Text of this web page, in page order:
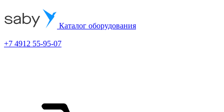
Каталог оборудования
+7 4912 55-95-07